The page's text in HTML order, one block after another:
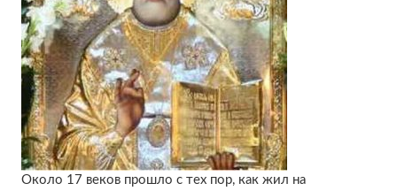
Около 17 веков прошло с тех пор, как жил на